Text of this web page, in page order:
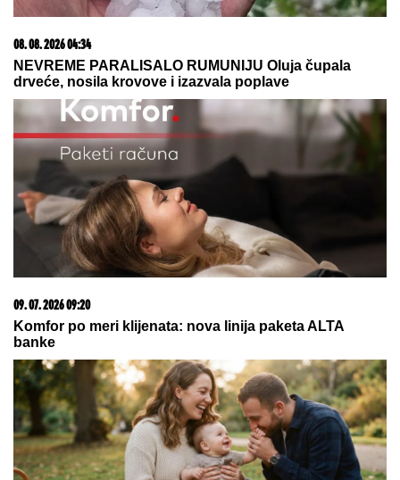
03. 08. 2026 07:31
25.000 kupaca već kupuje uz PerSu Extra. A ti? Saznaj
05. 08. 2026 14:12
Koliko visoku temperaturu ljudsko telo može da izdrži?